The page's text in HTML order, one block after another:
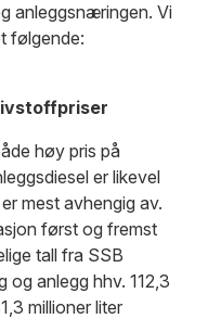
anleggsnæringen. Vi
følgende:
høy pris på
er likevel
mest avhengig av.
først og fremst
tall fra SSB
anlegg hhv. 112,3
millioner liter